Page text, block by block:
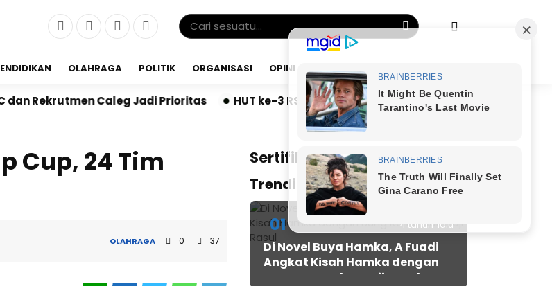
OLAHRAGA POLITIK ORGANISASI OPINI MINGGU, 09 AGU 2026
Jadi Prioritas HUT ke-3 RS Adinda Medical Centre, SAMA-AI Luncurkan “Ruang Gizi Anak”
Cup, 24 Tim
OLAHRAGA 0 37
Sertifikat JMSI
Trending Post
01 4 tahun lalu
Di Novel Buya Hamka, A Fuadi
Angkat Kisah Hamka dengan
Bung Karno dan Haji Rasul
x